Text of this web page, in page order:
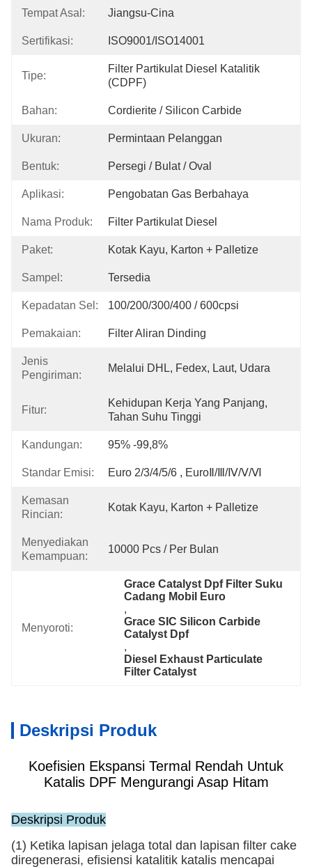
Tempat Asal: Jiangsu-Cina
Sertifikasi: ISO9001/ISO14001
Tipe:
Filter Partikulat Diesel Katalitik
(CDPF)
Bahan: Cordierite / Silicon Carbide
Ukuran: Permintaan Pelanggan
Bentuk: Persegi / Bulat / Oval
Aplikasi: Pengobatan Gas Berbahaya
Nama Produk: Filter Partikulat Diesel
Paket: Kotak Kayu, Karton + Palletize
Sampel: Tersedia
Kepadatan Sel: 100/200/300/400 / 600cpsi
Pemakaian: Filter Aliran Dinding
Jenis
Pengiriman:
Melalui DHL, Fedex, Laut, Udara
Fitur:
Kehidupan Kerja Yang Panjang,
Tahan Suhu Tinggi
Kandungan: 95% -99,8%
Standar Emisi: Euro 2/3/4/5/6 , EuroⅡ/Ⅲ/Ⅳ/Ⅴ/Ⅵ
Kemasan
Rincian:
Kotak Kayu, Karton + Palletize
Menyediakan
Kemampuan:
10000 Pcs / Per Bulan
Menyoroti:
Grace Catalyst Dpf Filter Suku
Cadang Mobil Euro
,
Grace SIC Silicon Carbide
Catalyst Dpf
,
Diesel Exhaust Particulate
Filter Catalyst
Deskripsi Produk
Koefisien Ekspansi Termal Rendah Untuk
Katalis DPF Mengurangi Asap Hitam
Deskripsi Produk
(1) Ketika lapisan jelaga total dan lapisan filter cake
diregenerasi, efisiensi katalitik katalis mencapai